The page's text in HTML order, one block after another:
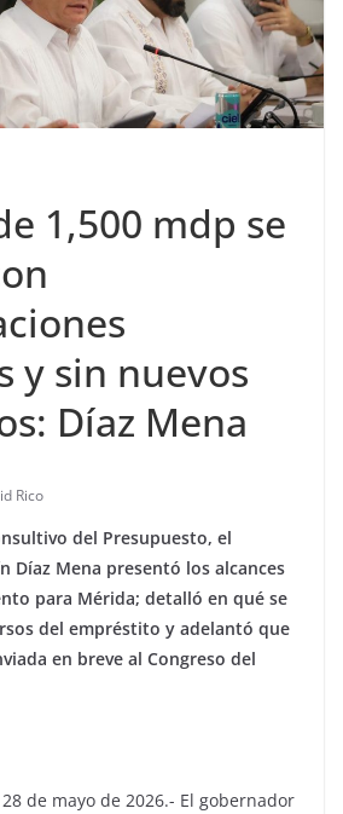
1,500 mdp se
y sin nuevos
Díaz Mena
Rico
del Presupuesto, el
Díaz Mena presentó los alcances
para Mérida; detalló en qué se
del empréstito y adelantó que
en breve al Congreso del
de mayo de 2026.- El gobernador